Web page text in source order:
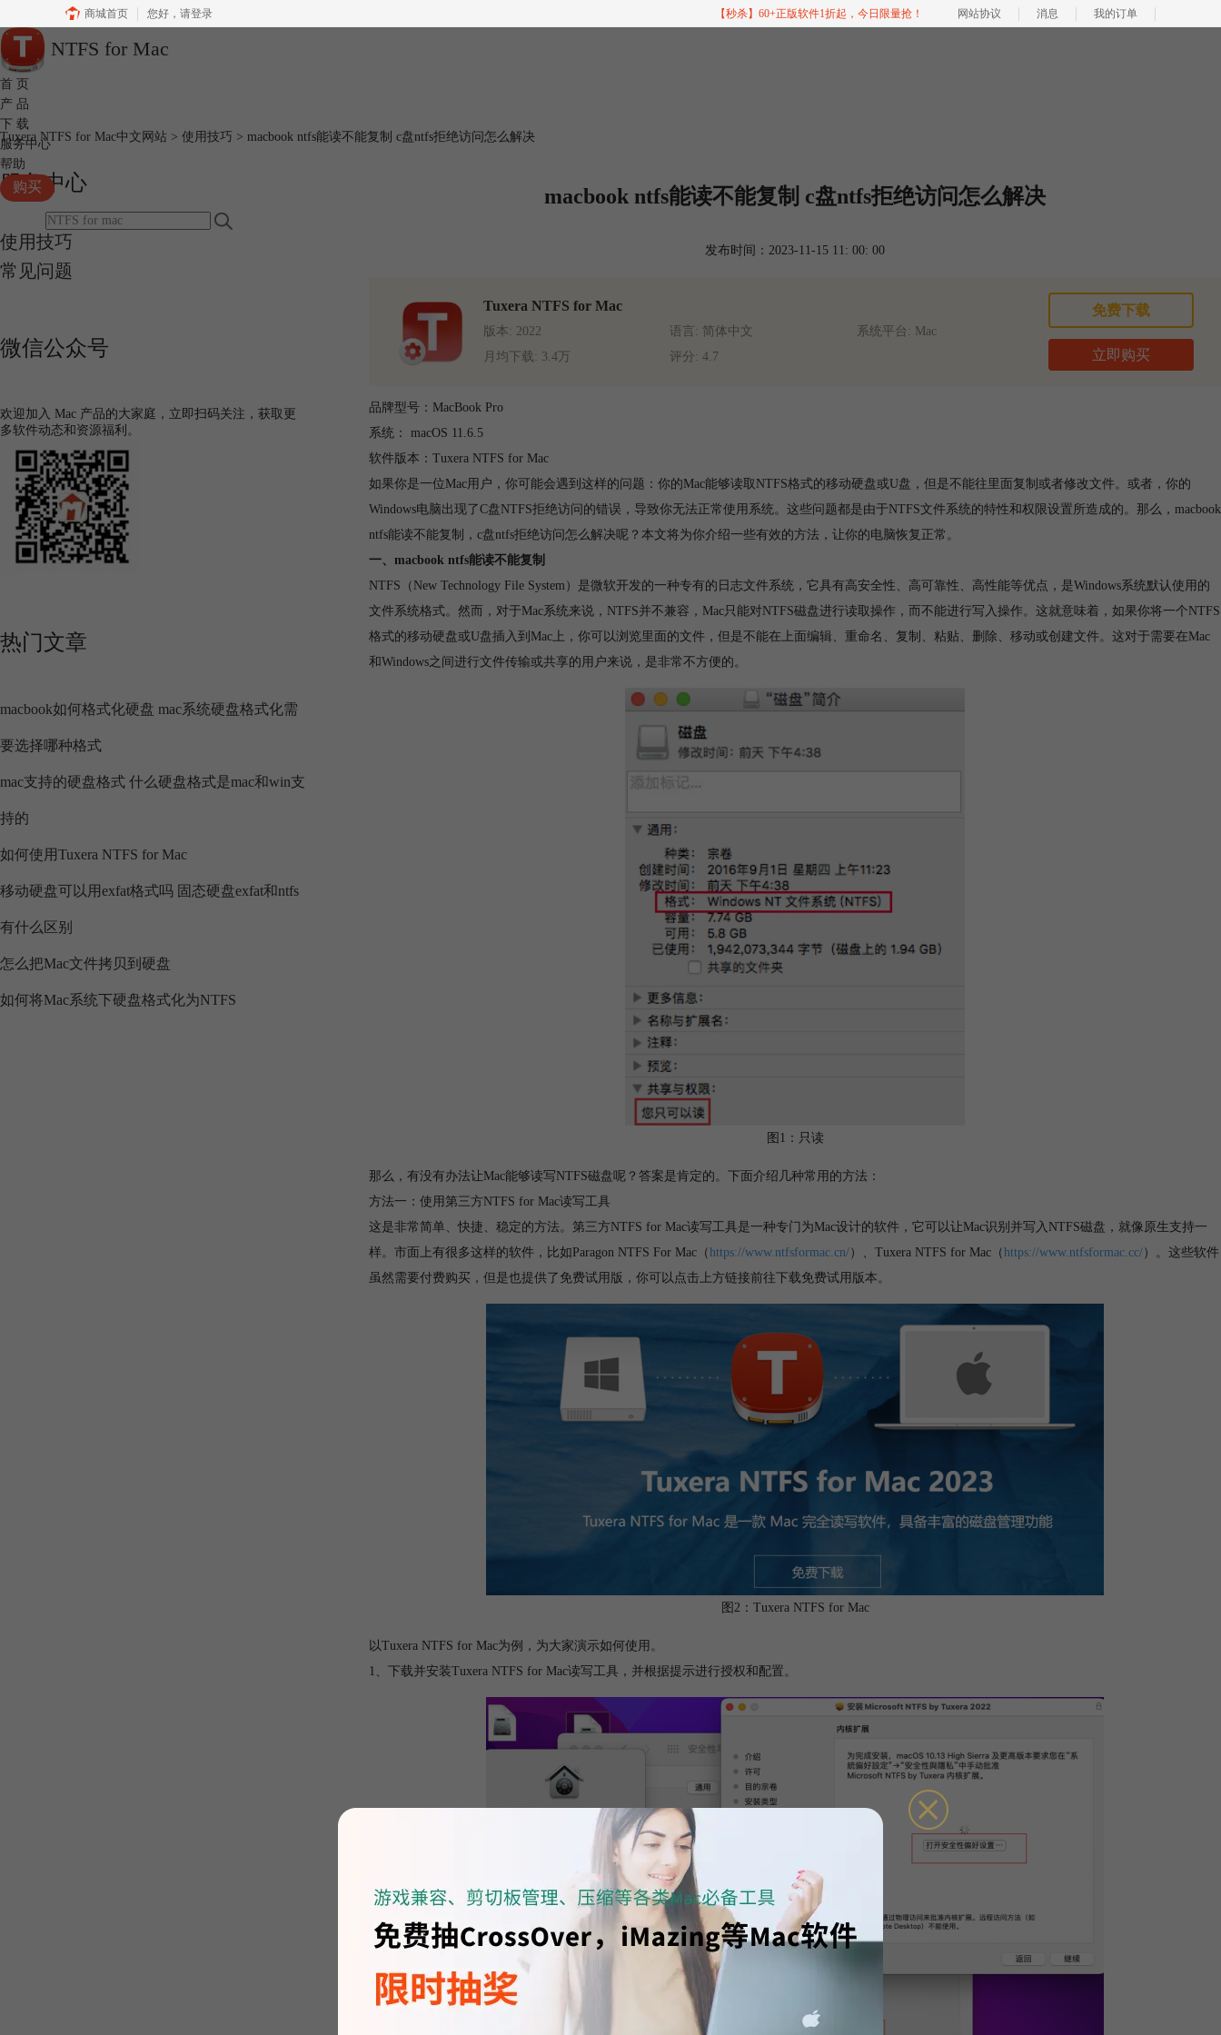
商城首页 您好， 请登录 【秒杀】60+正版软件1折起，今日限量抢！ 网站协议 消息 我的订单
NTFS for Mac
首 页
产 品
下 载
服务中心
帮助
购买
Tuxera NTFS for Mac中文网站 > 使用技巧 > macbook ntfs能读不能复制 c盘ntfs拒绝访问怎么解决
服务中心
使用技巧
常见问题
微信公众号
欢迎加入 Mac 产品的大家庭，立即扫码关注，获取更
多软件动态和资源福利。
热门文章
macbook如何格式化硬盘 mac系统硬盘格式化需
要选择哪种格式
mac支持的硬盘格式 什么硬盘格式是mac和win支
持的
如何使用Tuxera NTFS for Mac
移动硬盘可以用exfat格式吗 固态硬盘exfat和ntfs
有什么区别
怎么把Mac文件拷贝到硬盘
如何将Mac系统下硬盘格式化为NTFS
macbook ntfs能读不能复制 c盘ntfs拒绝访问怎么解决
发布时间：2023-11-15 11: 00: 00
Tuxera NTFS for Mac
版本: 2022 语言: 简体中文
系统平台: Mac
月均下载: 3.4万
评分: 4.7
免费下载
立即购买
品牌型号：MacBook Pro
系统： macOS 11.6.5
软件版本：Tuxera NTFS for Mac
如果你是一位Mac用户，你可能会遇到这样的问题：你的Mac能够读取NTFS格式的移动硬盘或U盘，但是不能往里面复制或者修改文件。或者，你的
Windows电脑出现了C盘NTFS拒绝访问的错误，导致你无法正常使用系统。这些问题都是由于NTFS文件系统的特性和权限设置所造成的。那么，macbook
ntfs能读不能复制，c盘ntfs拒绝访问怎么解决呢？本文将为你介绍一些有效的方法，让你的电脑恢复正常。
一、macbook ntfs能读不能复制
NTFS（New Technology File System）是微软开发的一种专有的日志文件系统，它具有高安全性、高可靠性、高性能等优点，是Windows系统默认使用的
文件系统格式。然而，对于Mac系统来说，NTFS并不兼容，Mac只能对NTFS磁盘进行读取操作，而不能进行写入操作。这就意味着，如果你将一个NTFS
格式的移动硬盘或U盘插入到Mac上，你可以浏览里面的文件，但是不能在上面编辑、重命名、复制、粘贴、删除、移动或创建文件。这对于需要在Mac
和Windows之间进行文件传输或共享的用户来说，是非常不方便的。
图1：只读
那么，有没有办法让Mac能够读写NTFS磁盘呢？答案是肯定的。下面介绍几种常用的方法：
方法一：使用第三方NTFS for Mac读写工具
这是非常简单、快捷、稳定的方法。第三方NTFS for Mac读写工具是一种专门为Mac设计的软件，它可以让Mac识别并写入NTFS磁盘，就像原生支持一
样。市面上有很多这样的软件，比如Paragon NTFS For Mac（https://www.ntfsformac.cn/）、Tuxera NTFS for Mac（https://www.ntfsformac.cc/）。这些软件
虽然需要付费购买，但是也提供了免费试用版，你可以点击上方链接前往下载免费试用版本。
图2：Tuxera NTFS for Mac
以Tuxera NTFS for Mac为例，为大家演示如何使用。
1、下载并安装Tuxera NTFS for Mac读写工具，并根据提示进行授权和配置。